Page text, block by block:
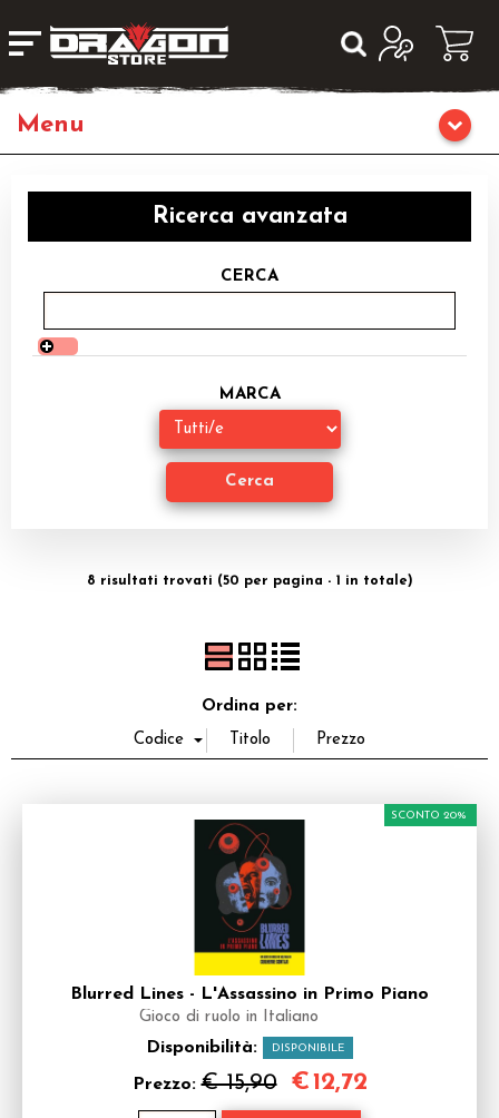
Giochi di Ruolo
Librigame
Fumetti & Romanzi
Giochi di Carte Collezionabili
Accessori
Ricerca avanzata
CERCA
MARCA
8 risultati trovati (50 per pagina - 1 in totale)
Ordina per:
Blurred Lines - L'Assassino in Primo Piano
Gioco di ruolo in Italiano
Disponibilità: DISPONIBILE
Prezzo:€ 15,90
SCONTO 20%
€12,72